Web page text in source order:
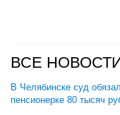
ВСЕ
В Челябинске суд
пенсионерке 80 тысяч